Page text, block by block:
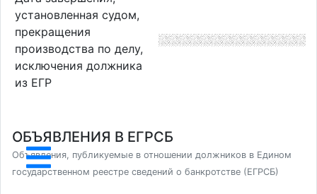
установленная судом,
прекращения
производства по делу,
исключения должника
из ЕГР
ОБЪЯВЛЕНИЯ В ЕГРСБ
Объявления, публикуемые в отношении должников в Едином
государственном реестре сведений о банкротстве (ЕГРСБ)